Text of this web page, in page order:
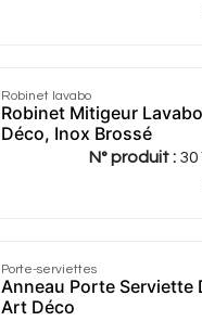
Robinet lavabo
Robinet Mitigeur
Déco, Inox Brossé
N° produit :
Porte-serviettes
Anneau Porte Serviette
Art Déco